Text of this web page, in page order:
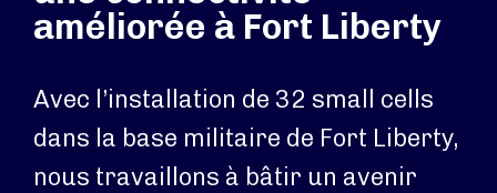
améliorée à Fort Liberty
Avec l’installation de 32 small cells
dans la base militaire de Fort Liberty,
nous travaillons à bâtir un avenir